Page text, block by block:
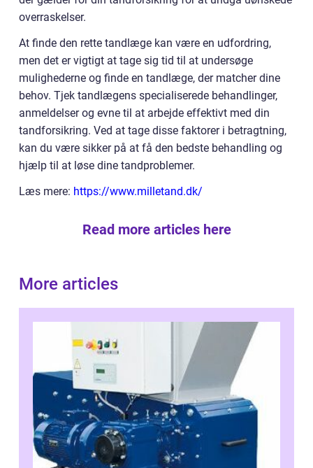
overraskelser.
At finde den rette tandlæge kan være en udfordring,
men det er vigtigt at tage sig tid til at undersøge
mulighederne og finde en tandlæge, der matcher dine
behov. Tjek tandlægens specialiserede behandlinger,
anmeldelser og evne til at arbejde effektivt med din
tandforsikring. Ved at tage disse faktorer i betragtning,
kan du være sikker på at få den bedste behandling og
hjælp til at løse dine tandproblemer.
Læs mere: https://www.milletand.dk/
Read more articles here
More articles